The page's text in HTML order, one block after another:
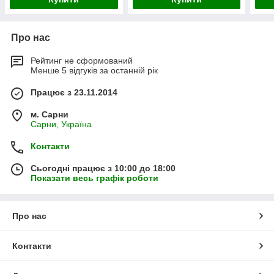
Про нас
Рейтинг не сформований
Менше 5 відгуків за останній рік
Працює з 23.11.2014
м. Сарни
Сарни, Україна
Контакти
Сьогодні працює з 10:00 до 18:00
Показати весь графік роботи
Про нас
Контакти